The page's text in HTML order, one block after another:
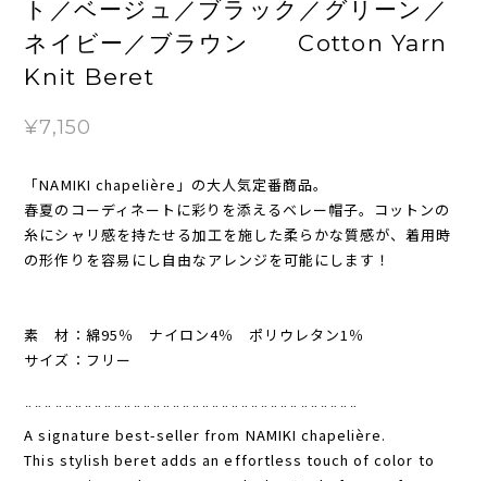
ト／ベージュ／ブラック／グリーン／
ネイビー／ブラウン Cotton Yarn
Knit Beret
¥7,150
「NAMIKI chapelière」の大人気定番商品。
春夏のコーディネートに彩りを添えるベレー帽子。コットンの
糸にシャリ感を持たせる加工を施した柔らかな質感が、着用時
の形作りを容易にし自由なアレンジを可能にします！
素 材：綿95％ ナイロン4％ ポリウレタン1％
サイズ：フリー
A signature best-seller from NAMIKI chapelière.
This stylish beret adds an effortless touch of color to